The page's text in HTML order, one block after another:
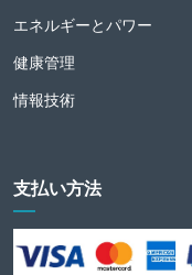
エネルギーとパワー
健康管理
情報技術
支払い方法